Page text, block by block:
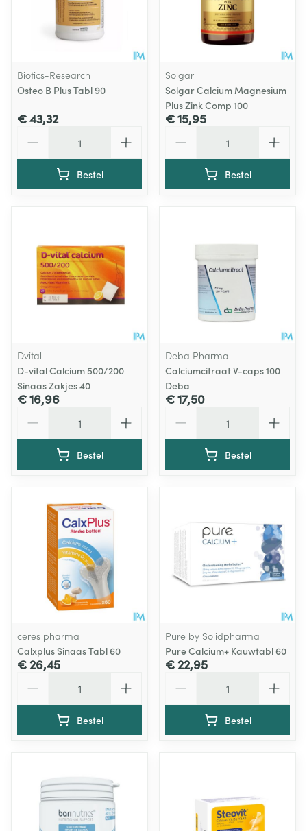
Biotics-Research
Osteo B Plus Tabl 90
€ 43,32
Bestel
Solgar
Solgar Calcium Magnesium
Plus Zink Comp 100
€ 15,95
Bestel
Dvital
D-vital Calcium 500/200
Sinaas Zakjes 40
€ 16,96
Bestel
Deba Pharma
Calciumcitraat V-caps 100
Deba
€ 17,50
Bestel
ceres pharma
Calxplus Sinaas Tabl 60
€ 26,45
Bestel
Pure by Solidpharma
Pure Calcium+ Kauwtabl 60
€ 22,95
Bestel